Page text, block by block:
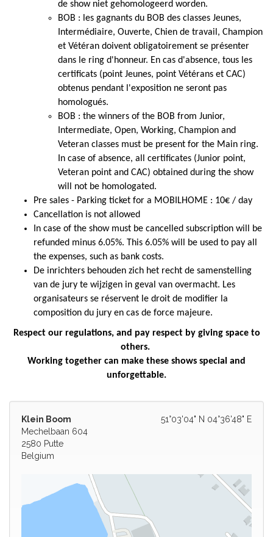
de show niet gehomologeerd worden.
BOB : les gagnants du BOB des classes Jeunes,
Intermédiaire, Ouverte, Chien de travail, Champion
et Vétéran doivent obligatoirement se présenter
dans le ring d'honneur. En cas d'absence, tous les
certificats (point Jeunes, point Vétérans et CAC)
obtenus pendant l'exposition ne seront pas
homologués.
BOB : the winners of the BOB from Junior,
Intermediate, Open, Working, Champion and
Veteran classes must be present for the Main ring.
In case of absence, all certificates (Junior point,
Veteran point and CAC) obtained during the show
will not be homologated.
Pre sales - Parking ticket for a MOBILHOME : 10€ / day
Cancellation is not allowed
In case of the show must be cancelled subscription will be
refunded minus 6.05%. This 6.05% will be used to pay all
the expenses, such as bank costs.
De inrichters behouden zich het recht de samenstelling
van de jury te wijzigen in geval van overmacht. Les
organisateurs se réservent le droit de modifier la
composition du jury en cas de force majeure.
Respect our regulations, and pay respect by giving space to
others.
Working together can make these shows special and
unforgettable.
51°03'04" N 04°36'48" E
Klein Boom
Mechelbaan 604
2580 Putte
Belgium